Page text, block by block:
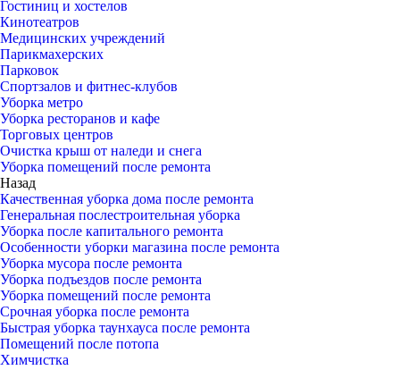
Гостиниц и хостелов
Кинотеатров
Медицинских учреждений
Парикмахерских
Парковок
Спортзалов и фитнес-клубов
Уборка метро
Уборка ресторанов и кафе
Торговых центров
Очистка крыш от наледи и снега
Уборка помещений после ремонта
Назад
Качественная уборка дома после ремонта
Генеральная послестроительная уборка
Уборка после капитального ремонта
Особенности уборки магазина после ремонта
Уборка мусора после ремонта
Уборка подъездов после ремонта
Уборка помещений после ремонта
Срочная уборка после ремонта
Быстрая уборка таунхауса после ремонта
Помещений после потопа
Химчистка